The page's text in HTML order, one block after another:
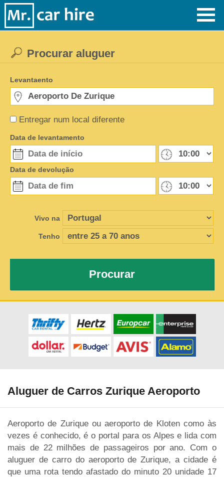
Entregar num local diferente
Procurar aluguer
Levantaento
Data de levantamento
Data de devolução
Vivo na
Tenho
Procurar
Aluguer de Carros Zurique Aeroporto
Aeroporto de Zurique ou aeroporto de Kloten como às
vezes é conhecido, é o portal para os Alpes e lida com
mais de 22 milhões de passageiros por ano. Com o
aluguer de carro do aeroporto de Zurique, a cidade é
que uma rota tendo afastado do minuto 20 unidade 17